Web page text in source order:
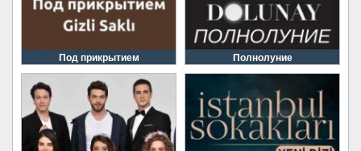
Под прикрытием Полнолуние